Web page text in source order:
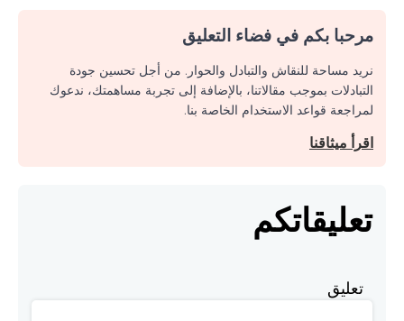
مرحبا بكم في فضاء التعليق
نريد مساحة للنقاش والتبادل والحوار. من أجل تحسين جودة
التبادلات بموجب مقالاتنا، بالإضافة إلى تجربة مساهمتك، ندعوك
لمراجعة قواعد الاستخدام الخاصة بنا.
اقرأ ميثاقنا
تعليقاتكم
تعليق